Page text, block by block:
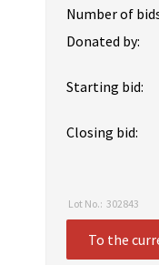
Number of
Donated by:
Starting bid:
Closing bid:
Lot No.: 302843
To the